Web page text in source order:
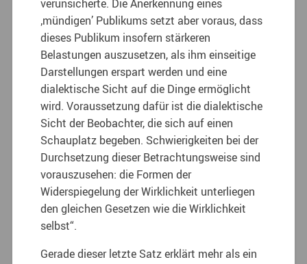
verunsicherte. Die Anerkennung eines
‚mündigen’ Publikums setzt aber voraus, dass
dieses Publikum insofern stärkeren
Belastungen auszusetzen, als ihm einseitige
Darstellungen erspart werden und eine
dialektische Sicht auf die Dinge ermöglicht
wird. Voraussetzung dafür ist die dialektische
Sicht der Beobachter, die sich auf einen
Schauplatz begeben. Schwierigkeiten bei der
Durchsetzung dieser Betrachtungsweise sind
vorauszusehen: die Formen der
Widerspiegelung der Wirklichkeit unterliegen
den gleichen Gesetzen wie die Wirklichkeit
selbst“.
Gerade dieser letzte Satz erklärt mehr als ein